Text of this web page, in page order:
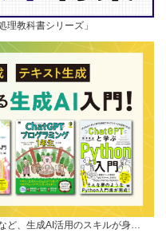
理教科書シリーズ」
ど、生成AI活用のスキルが身…